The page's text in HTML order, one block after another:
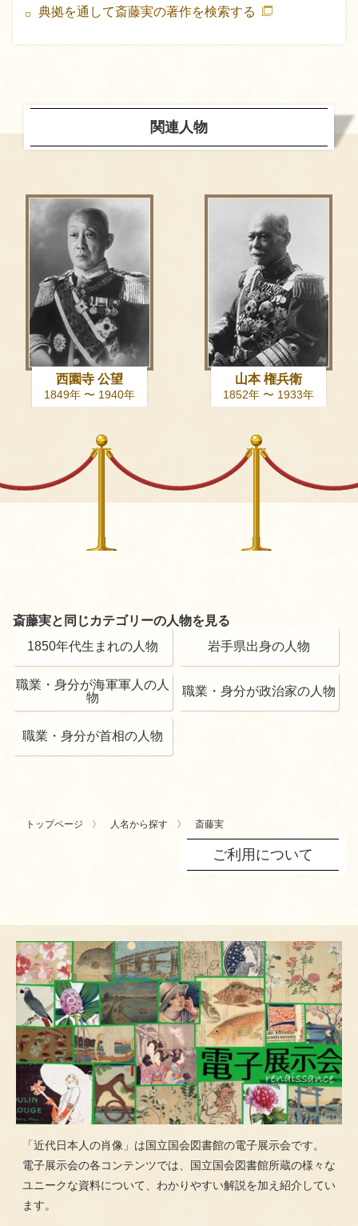
典拠を通して斎藤実の著作を検索する
関連人物
西園寺 公望
1849年 〜 1940年
山本 権兵衛
1852年 〜 1933年
斎藤実と同じカテゴリーの人物を見る
1850年代生まれの人物
岩手県出身の人物
職業・身分が海軍軍人の人
物
職業・身分が政治家の人物
職業・身分が首相の人物
トップページ 人名から探す 斎藤実
ご利用について
「近代日本人の肖像」は国立国会図書館の電子展示会です。
電子展示会の各コンテンツでは、国立国会図書館所蔵の様々な
ユニークな資料について、わかりやすい解説を加え紹介してい
ます。